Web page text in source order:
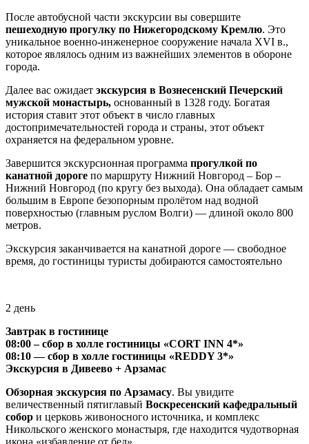
После автобусной части экскурсии вы совершите
пешеходную прогулку по Нижегородскому Кремлю. Это
уникальное военно-инженерное сооружение начала XVI в.,
которое являлось одним из важнейших элементов в обороне
города.
Далее вас ожидает экскурсия в Вознесенский Печерский
мужской монастырь, основанный в 1328 году. Богатая
история ставит этот объект в число главных
достопримечательностей города и страны, этот объект
охраняется на федеральном уровне.
Завершится экскурсионная программа прогулкой по
канатной дороге по маршруту Нижний Новгород – Бор –
Нижний Новгород (по кругу без выхода). Она обладает самым
большим в Европе безопорным пролётом над водной
поверхностью (главным руслом Волги) — длиной около 800
метров.
Экскурсия заканчивается на канатной дороге — свободное
время, до гостиницы туристы добираются самостоятельно
2 день
Завтрак в гостинице
08:00 – сбор в холле гостиницы «CORT INN 4*»
08:10 — сбор в холле гостиницы «REDDY 3*»
Экскурсия в Дивеево + Арзамас
Обзорная экскурсия по Арзамасу. Вы увидите
величественный пятиглавый Воскресенский кафедральный
собор и церковь живоносного источника, и комплекс
Никольского женского монастыря, где находится чудотворная
икона «избавление от бед».